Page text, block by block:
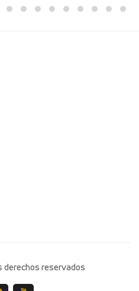
derechos reservados